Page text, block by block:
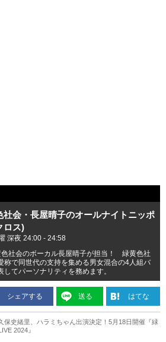
社会・長屋晴子のオールナイトニッポ
ロス)
深夜 24:00 - 24:58
色社会のボーカル長屋晴子が担当！ 緑黄色社
称で同世代の支持を集める男女混合の4人組バ
てパーソナリティを務めます。
シェアする 送る はてな
保史緒里、ハラミちゃん出演決定！5月18日開催『緑
2024』